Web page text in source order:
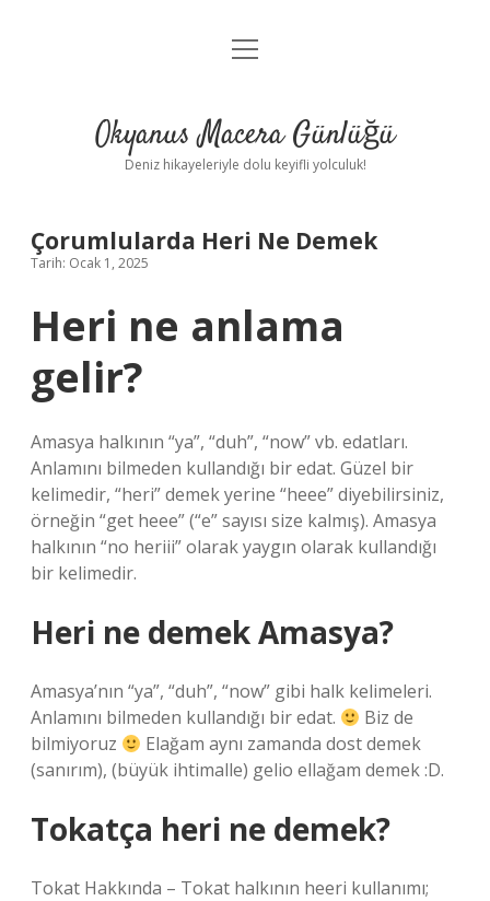
Anasayfa
Yasal Uyarı
menüyü
Okyanus Macera Günlüğü
Deniz hikayeleriyle dolu keyifli yolculuk!
Çorumlularda Heri Ne Demek
Tarih: Ocak 1, 2025
Heri ne anlama
gelir?
Amasya halkının “ya”, “duh”, “now” vb. edatları.
Anlamını bilmeden kullandığı bir edat. Güzel bir
kelimedir, “heri” demek yerine “heee” diyebilirsiniz,
örneğin “get heee” (“e” sayısı size kalmış). Amasya
halkının “no heriii” olarak yaygın olarak kullandığı
bir kelimedir.
Heri ne demek Amasya?
Amasya’nın “ya”, “duh”, “now” gibi halk kelimeleri.
Anlamını bilmeden kullandığı bir edat.
Biz de
bilmiyoruz
Elağam aynı zamanda dost demek
(sanırım), (büyük ihtimalle) gelio ellağam demek :D.
Tokatça heri ne demek?
Tokat Hakkında – Tokat halkının heeri kullanımı;